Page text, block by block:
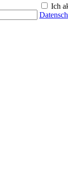
Ich